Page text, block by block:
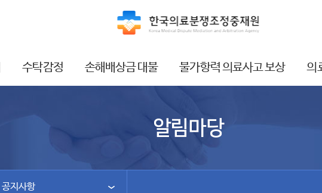
수탁감정 손해배상금 대불 불가항력 의료사고 보상 의
알림마당
공지사항